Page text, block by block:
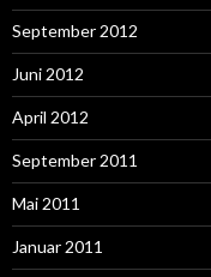
September 2012
Juni 2012
April 2012
September 2011
Mai 2011
Januar 2011